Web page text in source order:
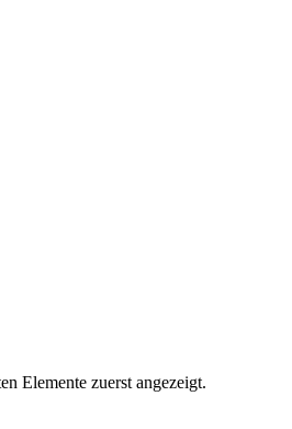
Elemente zuerst angezeigt.